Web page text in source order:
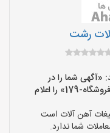
رشت
«آگهی شما را در
سایت «آهن آلاتی ها» دیده ام و کد «فروشگاه-179» را اعلام
آهن آلات است
شما ندارد.